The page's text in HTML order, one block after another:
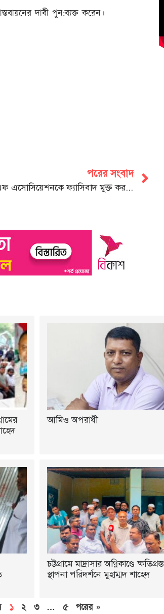
দাবী পুন:ব্যক্ত করেন।
পরের সংবাদ
চট্টগ্রাম সিএন্ডএফ এসোসিয়েশনকে ফ্যাসিবাদ মুক্ত করতে হবে: সাইফুল আলম
আমিও অপরাধী
চট্টগ্রামে মাদ্রাসার অগ্নিকাণ্ডে ক্ষতিগ্রস্ত
স্থাপনা পরিদর্শনে মুহাম্মদ শাহেদ
১ ২ ৩ … ৫ পরের »